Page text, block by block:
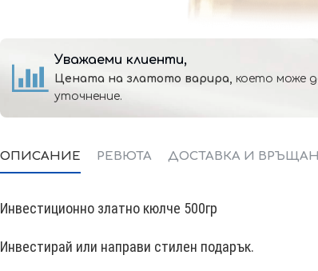
Уважаеми клиенти,
Цената на златото варира, което може
уточнение.
ОПИСАНИЕ РЕВЮТА ДОСТАВКА И
Инвестиционно златно кюлче 500гр
Инвестирай или направи стилен подарък.